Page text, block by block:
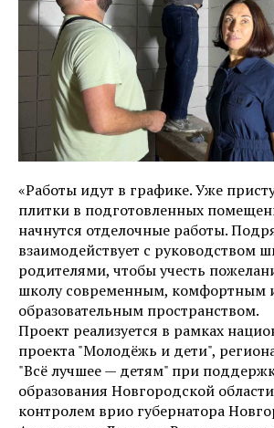
«Работы идут в графике. Уже
плитки в подготовленных
начнутся отделочные работы.
взаимодействует с руководством
родителями, чтобы учесть
школу современным, комфортным
образовательным пространством.
Проект реализуется в рамках
проекта "Молодёжь и дети",
"Всё лучшее — детям" при
образования Новгородской
контролем врио губернатора